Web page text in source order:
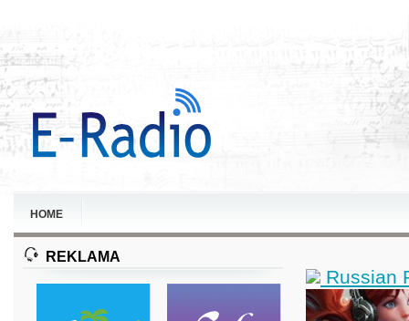
HOME
REKLAMA
Russian